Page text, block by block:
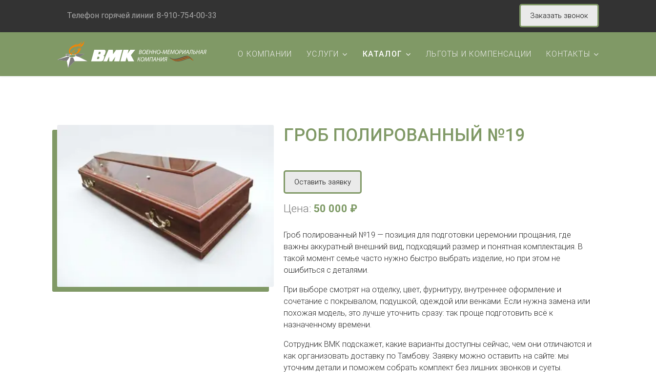
Телефон горячей линии: 8-910-754-00-33 Заказать звонок
О КОМПАНИИ УСЛУГИ КАТАЛОГ ЛЬГОТЫ И КОМПЕНСАЦИИ КОНТАКТЫ
ГРОБ ПОЛИРОВАННЫЙ №19
Оставить заявку
Цена: 50 000 ₽
Гроб полированный №19 — позиция для подготовки церемонии прощания, где
важны аккуратный внешний вид, подходящий размер и понятная комплектация. В
такой момент семье часто нужно быстро выбрать изделие, но при этом не
ошибиться с деталями.
При выборе смотрят на отделку, цвет, фурнитуру, внутреннее оформление и
сочетание с покрывалом, подушкой, одеждой или венками. Если нужна замена или
похожая модель, это лучше уточнить сразу: так проще подготовить всё к
назначенному времени.
Сотрудник ВМК подскажет, какие варианты доступны сейчас, чем они отличаются и
как организовать доставку по Тамбову. Заявку можно оставить на сайте: мы
уточним детали и поможем собрать комплект без лишних звонков и суеты.